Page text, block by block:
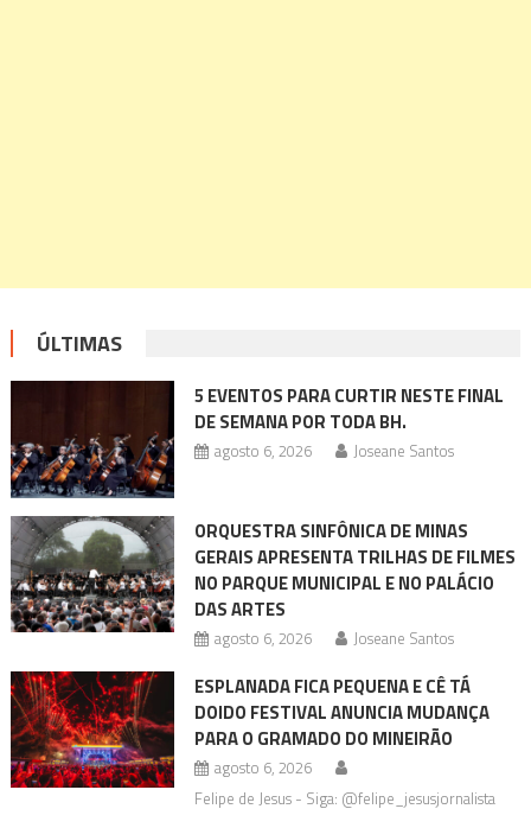
ÚLTIMAS
5 EVENTOS PARA CURTIR NESTE FINAL
DE SEMANA POR TODA BH.
agosto 6, 2026 Joseane Santos
ORQUESTRA SINFÔNICA DE MINAS
GERAIS APRESENTA TRILHAS DE FILMES
NO PARQUE MUNICIPAL E NO PALÁCIO
DAS ARTES
agosto 6, 2026 Joseane Santos
ESPLANADA FICA PEQUENA E CÊ TÁ
DOIDO FESTIVAL ANUNCIA MUDANÇA
PARA O GRAMADO DO MINEIRÃO
agosto 6, 2026
Felipe de Jesus - Siga: @felipe_jesusjornalista